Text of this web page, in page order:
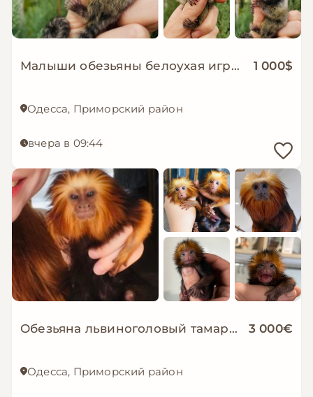
Малыши обезьяны белоухая игрунка обезьянки мармозетки 1 000$
Одесса, Приморский район
вчера в 09:44
Обезьяна львиноголовый тамарин обезьянка львиная игрунка 3 000€
Одесса, Приморский район